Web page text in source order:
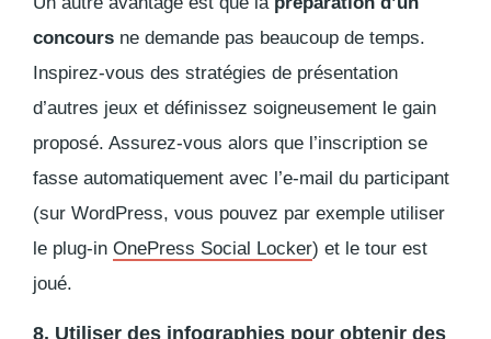
concours ne demande pas beaucoup de temps.
Inspirez-vous des stratégies de présentation
d’autres jeux et définissez soigneusement le gain
proposé. Assurez-vous alors que l’inscription se
fasse automatiquement avec l’e-mail du participant
(sur WordPress, vous pouvez par exemple utiliser
le plug-in OnePress Social Locker) et le tour est
joué.
8. Utiliser des infographies pour obtenir des